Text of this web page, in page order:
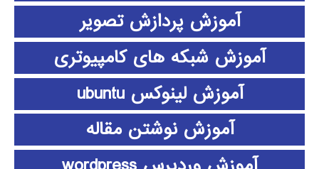
آموزش پردازش تصویر
آموزش شبکه های کامپیوتری
آموزش لینوکس ubuntu
آموزش نوشتن مقاله